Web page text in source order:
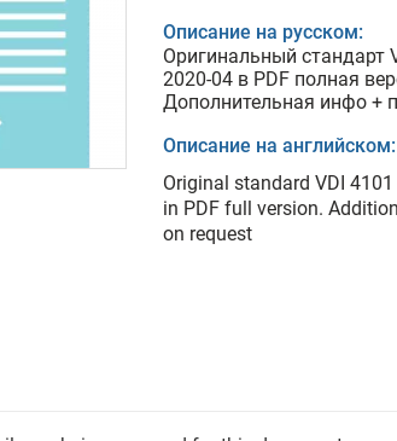
Описание на русском:
Оригинальный стандарт
2020-04 в PDF полная
Дополнительная инфо +
Описание на английском:
Original standard VDI
in PDF full version.
on request